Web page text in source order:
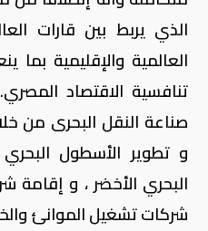
الذي يربط بين قارات
العالمية والإقليمية
تنافسية الاقتصاد
صناعة النقل البحرى من
و تطوير الأسطول
البحري الأخضر ، و إقامة
شركات تشغيل الموانئ